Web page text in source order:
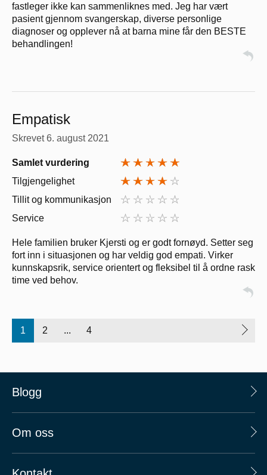
fastleger ikke kan sammenliknes med. Jeg har vært
pasient gjennom svangerskap, diverse personlige
diagnoser og opplever nå at barna mine får den BESTE
behandlingen!
Empatisk
Skrevet6. august 2021
Samlet vurdering
Tilgjengelighet
Tillit og kommunikasjon
Service
Hele familien bruker Kjersti og er godt fornøyd. Setter seg
fort inn i situasjonen og har veldig god empati. Virker
kunnskapsrik, service orientert og fleksibel til å ordne rask
time ved behov.
1 2 ... 4
Blogg
Om oss